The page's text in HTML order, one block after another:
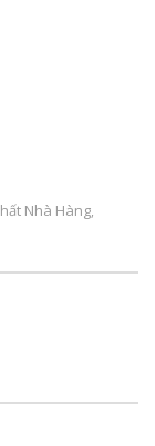
Nhà Hàng,